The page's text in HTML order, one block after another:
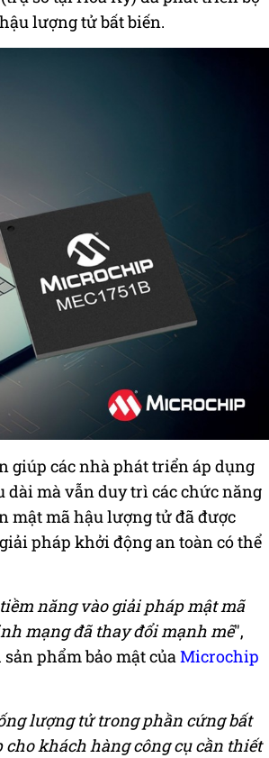
lượng tử bất biến.
giúp các nhà phát triển áp dụng
dài mà vẫn duy trì các chức năng
mật mã hậu lượng tử đã được
pháp khởi động an toàn có thể
năng vào giải pháp mật mã
mạng đã thay đổi mạnh mẽ",
phẩm bảo mật củaMicrochip
lượng tử trong phần cứng bất
khách hàng công cụ cần thiết